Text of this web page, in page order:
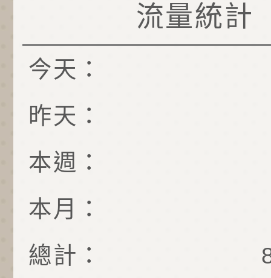
流量統計
今天：
昨天：
本週：
本月：
總計：